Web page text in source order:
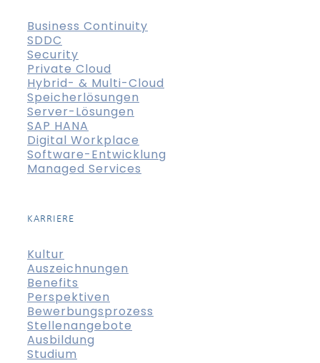
Business Continuity
SDDC
Security
Private Cloud
Hybrid- & Multi-Cloud
Speicherlösungen
Server-Lösungen
SAP HANA
Digital Workplace
Software-Entwicklung
Managed Services
KARRIERE
Kultur
Auszeichnungen
Benefits
Perspektiven
Bewerbungsprozess
Stellenangebote
Ausbildung
Studium